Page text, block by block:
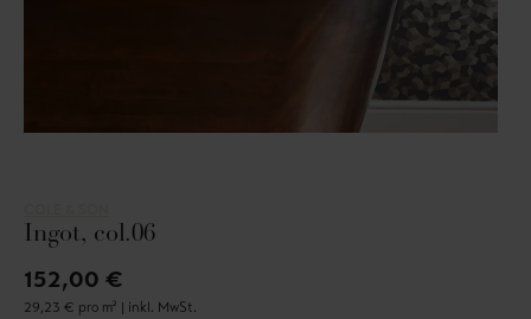
Ingot, col.06
152,00 €
29,23 € pro m² | inkl. MwSt.